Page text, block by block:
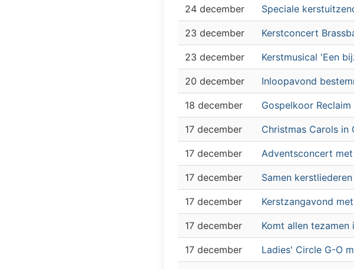
24 december Speciale
23 december Kerstconcert
23 december Kerstmusical 'Een
20 december Inloopavond
18 december Gospelkoor
17 december Christmas Carols in
17 december Adventsconcert
17 december Samen
17 december Kerstzangavond
17 december Komt allen
17 december Ladies' Circle G-O